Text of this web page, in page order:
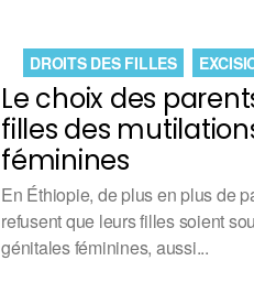
Le choix des
filles des
féminines
DROITS DES FILLES
En Éthiopie, de plus en plus de
refusent que leurs filles soient
génitales féminines, aussi...